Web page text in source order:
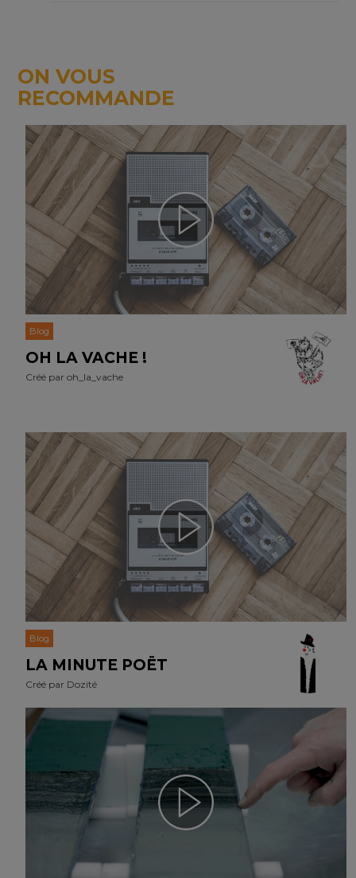
ON VOUS
RECOMMANDE
Blog
OH LA VACHE !
Créé paroh_la_vache
Blog
LA MINUTE POËT
Créé par Dozité